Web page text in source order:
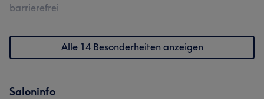
barrierefrei
Alle 14 Besonderheiten anzeigen
Saloninfo